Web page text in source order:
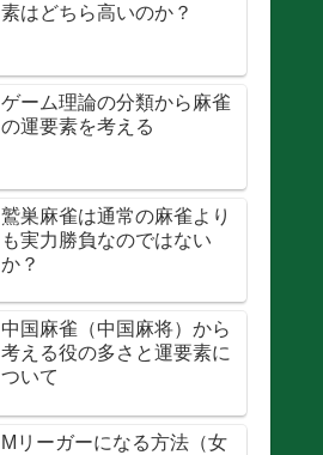
素はどちら高いのか？
ゲーム理論の分類から麻雀
の運要素を考える
鷲巣麻雀は通常の麻雀より
も実力勝負なのではない
か？
中国麻雀（中国麻将）から
考える役の多さと運要素に
ついて
Mリーガーになる方法（女